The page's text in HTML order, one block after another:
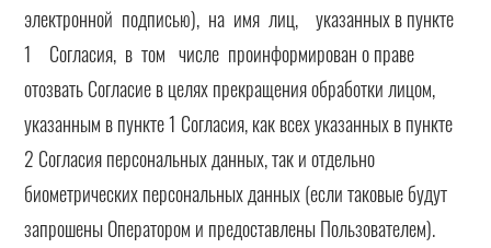
электронной подписью), на имя лиц, указанных в пункте
1 Согласия, в том числе проинформирован о праве
отозвать Согласие в целях прекращения обработки лицом,
указанным в пункте 1 Согласия, как всех указанных в пункте
2 Согласия персональных данных, так и отдельно
биометрических персональных данных (если таковые будут
запрошены Оператором и предоставлены Пользователем).